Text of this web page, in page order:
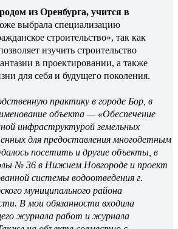
из Оренбурга, учится в
выбрала специализацию
строительство», так как
изучить строительство
в проектировании, а также
для себя и будущего поколения.
практику в городе Бор, в
объекта — «Обеспечение
инфраструктурой земельных
для предоставления многодетным
посетить и другие объекты, в
№ 36 в Нижнем Новгороде и проект
системы водоотведения г.
муниципального района
В мои обязанности входила
журнала работ и журнала